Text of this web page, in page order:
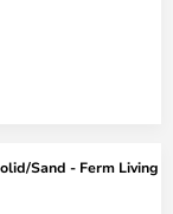
Sand - Ferm Living